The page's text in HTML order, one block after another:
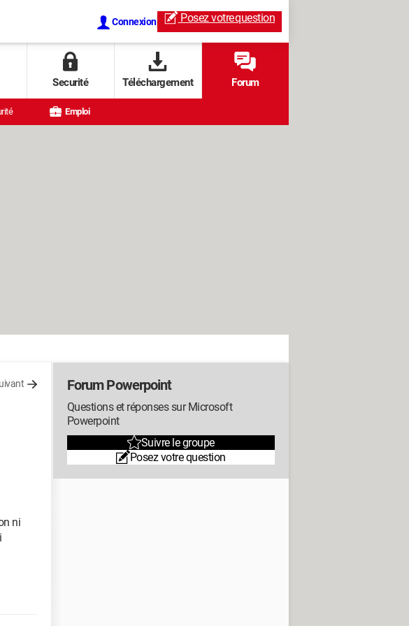
Connexion Posez votrequestion
Securité Téléchargement Forum
Emploi
ni
Forum Powerpoint
Questions et réponses sur Microsoft
Powerpoint
Suivre le groupe
Posez votre question